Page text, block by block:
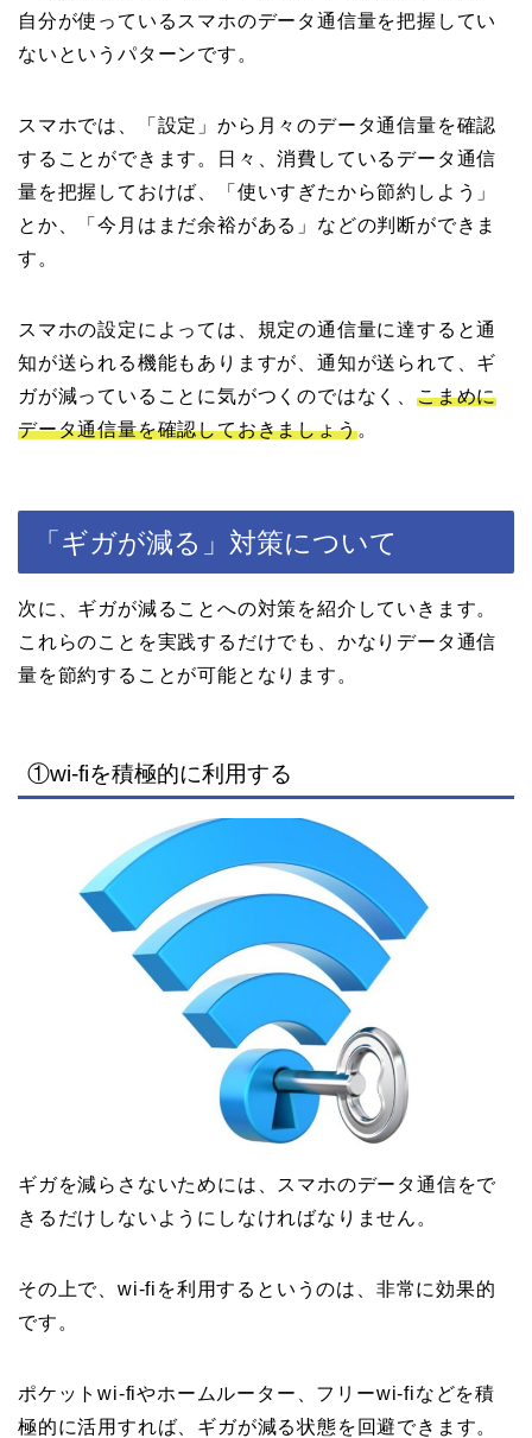
自分が使っているスマホのデータ通信量を把握してい
ないというパターンです。
スマホでは、「設定」から月々のデータ通信量を確認
することができます。日々、消費しているデータ通信
量を把握しておけば、「使いすぎたから節約しよう」
とか、「今月はまだ余裕がある」などの判断ができま
す。
スマホの設定によっては、規定の通信量に達すると通
知が送られる機能もありますが、通知が送られて、ギ
ガが減っていることに気がつくのではなく、 こまめに
データ通信量を確認しておきましょう。
「ギガが減る」対策について
次に、ギガが減ることへの対策を紹介していきます。
これらのことを実践するだけでも、かなりデータ通信
量を節約することが可能となります。
①wi-fiを積極的に利用する
ギガを減らさないためには、スマホのデータ通信をで
きるだけしないようにしなければなりません。
その上で、wi-fiを利用するというのは、非常に効果的
です。
ポケットwi-fiやホームルーター、フリーwi-fiなどを積
極的に活用すれば、ギガが減る状態を回避できます。